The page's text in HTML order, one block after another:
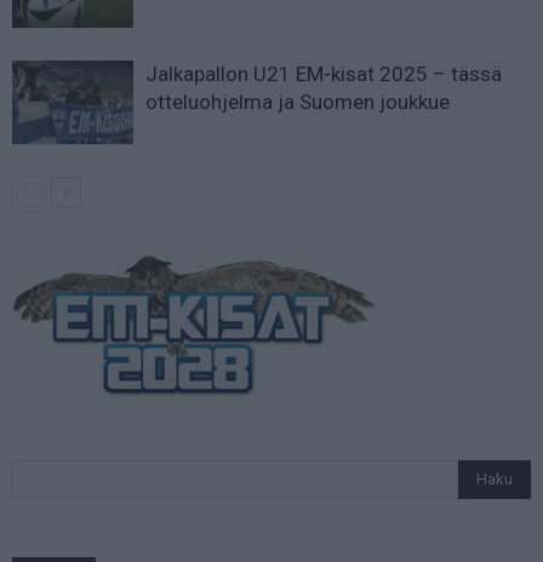
Jalkapallon U21 EM-kisat 2025 – tässä
otteluohjelma ja Suomen joukkue